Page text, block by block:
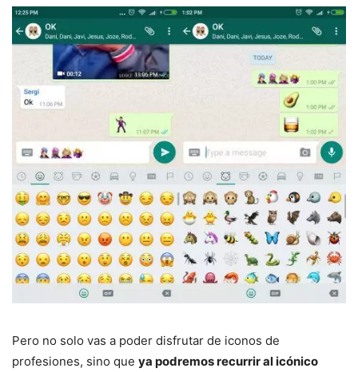
Pero no solo vas a poder disfrutar de iconos de
profesiones, sino que ya podremos recurrir al icónico